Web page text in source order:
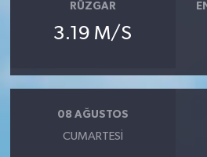
RÜZGAR
3.19 M/S
08 AĞUSTOS
CUMARTESI